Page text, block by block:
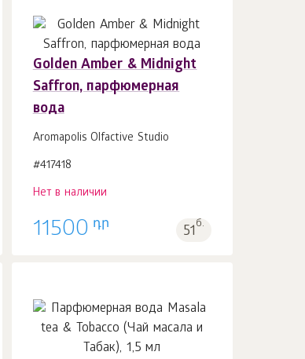
Golden Amber & Midnight
Saffron, парфюмерная
вода
Aromapolis Olfactive Studio
#417418
Нет в наличии
11500 դր 51б.